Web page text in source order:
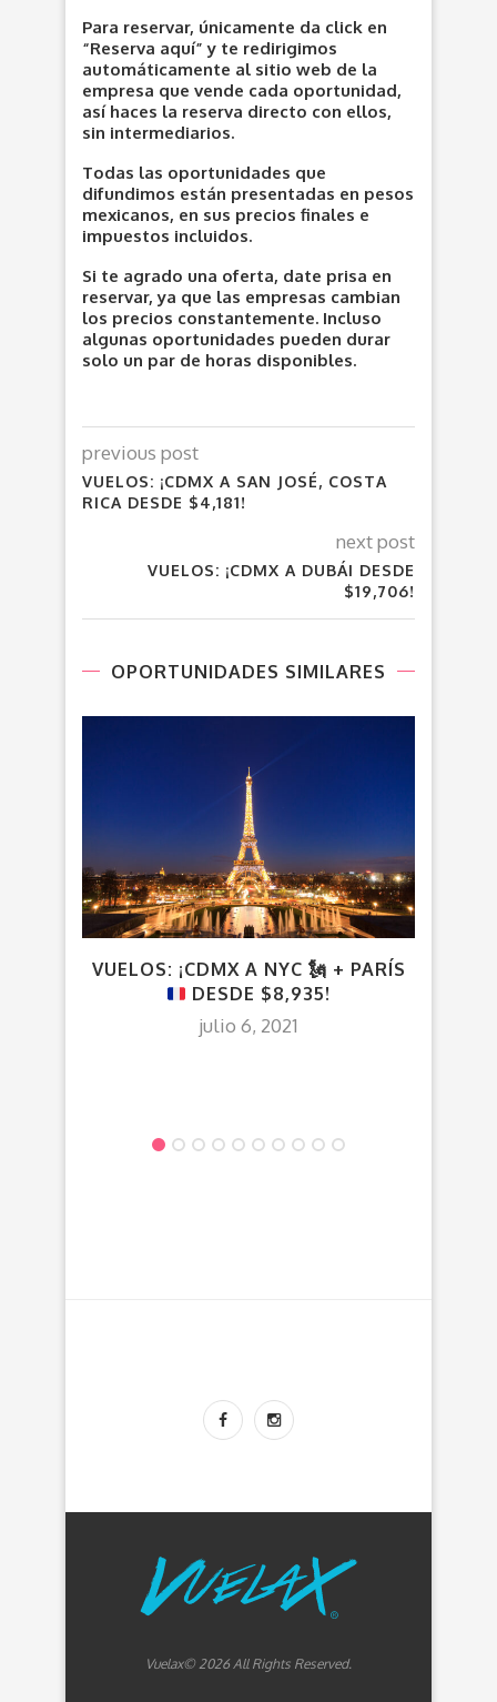
Para reservar, únicamente da click en
“Reserva aquí” y te redirigimos
automáticamente al sitio web de la
empresa que vende cada oportunidad,
así haces la reserva directo con ellos,
sin intermediarios.
Todas las oportunidades que
difundimos están presentadas en pesos
mexicanos, en sus precios finales e
impuestos incluidos.
Si te agrado una oferta, date prisa en
reservar, ya que las empresas cambian
los precios constantemente. Incluso
algunas oportunidades pueden durar
solo un par de horas disponibles.
previous post
VUELOS: ¡CDMX A SAN JOSÉ, COSTA
RICA DESDE $4,181!
next post
VUELOS: ¡CDMX A DUBÁI DESDE
$19,706!
OPORTUNIDADES SIMILARES
VUELOS: ¡CDMX A NYC 🗽 + PARÍS
DESDE $8,935!
julio 6, 2021
Vuelax© 2026 All Rights Reserved.